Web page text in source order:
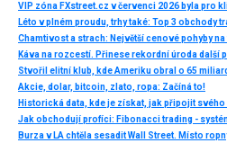
VIP zóna FXstreet.cz v červenci 2026 byla pro
Káva na rozcestí. Přinese rekordní úroda další
Akcie, dolar, bitcoin, zlato, ropa: Začíná to!